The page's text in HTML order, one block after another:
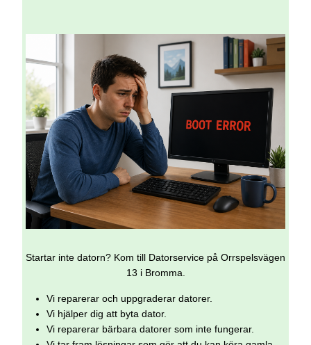
Startar inte datorn? Kom till Datorservice på Orrspelsvägen
13 i Bromma.
Vi reparerar och uppgraderar datorer.
Vi hjälper dig att byta dator.
Vi reparerar bärbara datorer som inte fungerar.